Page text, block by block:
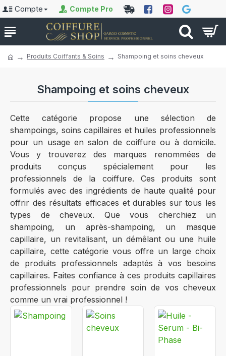
Compte Compte Pro
Produits Coiffants & Soins Shampoing et soins cheveux
Shampoing et soins cheveux
Cette catégorie propose une sélection de
shampoings, soins capillaires et huiles professionnels
pour un usage en salon de coiffure ou à domicile.
Vous y trouverez des marques renommées de
produits conçus spécialement pour les
professionnels de la coiffure. Ces produits sont
formulés avec des ingrédients de haute qualité pour
offrir des résultats efficaces et durables sur tous les
types de cheveux. Que vous cherchiez un
shampoing, un après-shampoing, un masque
capillaire, un revitalisant, un démêlant ou une huile
capillaire, cette catégorie vous offre un large choix
de produits professionnels adaptés à vos besoins
capillaires. Faites confiance à ces produits capillaires
professionnels pour prendre soin de vos cheveux
comme un vrai professionnel !